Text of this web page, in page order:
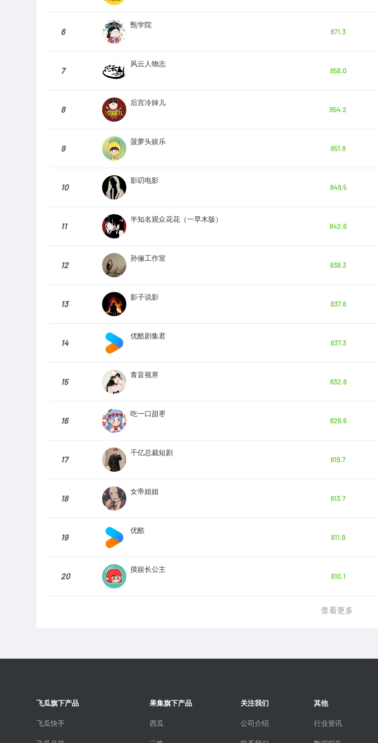
6
甄学院
871.3
7
风云人物志
858.0
8
后宫冷婶儿
854.2
9
菠萝头娱乐
851.8
10
影叨电影
849.5
11
半知名观众花花（一早木版）
842.6
12
孙俪工作室
838.3
13
影子说影
837.8
14
优酷剧集君
837.3
15
青盲视界
832.8
16
吃一口甜枣
826.6
17
千亿总裁短剧
819.7
18
女帝姐姐
813.7
19
优酷
811.9
20
摸娱长公主
810.1
查看更多
飞瓜旗下产品
飞瓜快手
果集旗下产品
西瓜
关注我们
公司介绍
其他
行业资讯